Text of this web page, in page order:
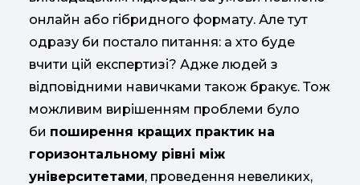
онлайн або гібридного формату. Але тут
одразу би постало питання: а хто буде
вчити цій експертизі? Адже людей з
відповідними навичками також бракує. Тож
можливим вирішенням проблеми було
би поширення кращих практик на
горизонтальному рівні між
університетами, проведення невеликих,